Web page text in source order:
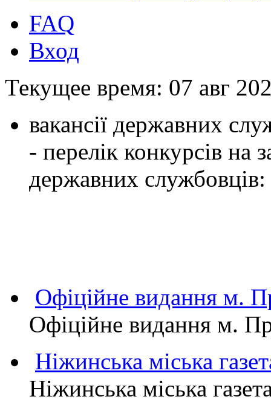
FAQ
Вход
Текущее время: 07 авг
вакансії державних
- перелік конкурсів на
державних службовців:
Офіційне видання
Офіційне видання м.
Ніжинська міська
Ніжинська міська